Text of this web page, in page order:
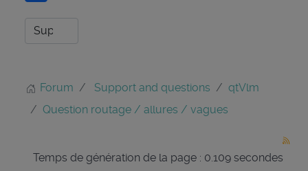
Forum Support and questions
qtVlm
Question routage / allures / vagues
Temps de génération de la page : 0.109 secondes